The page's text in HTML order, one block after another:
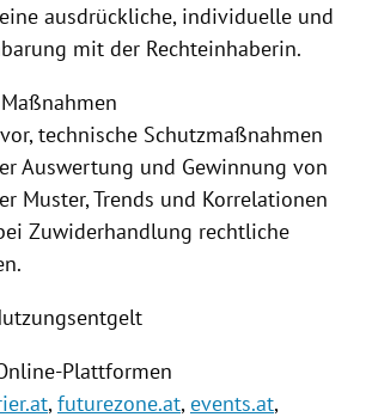
ausdrückliche, individuelle und
mit der Rechteinhaberin.
technische Schutzmaßnahmen
Auswertung und Gewinnung von
Muster, Trends und Korrelationen
Zuwiderhandlung rechtliche
Plattformen
, futurezone.at, events.at,